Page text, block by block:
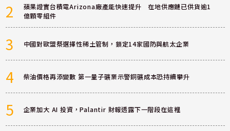
2
蘋果證實台積電Arizona廠產能快速提升 在地供應鏈已供貨逾1
億顆零組件
3 中國對歐盟祭選擇性稀土管制，鎖定14家國防與航太企業
4 柴油價格再添變數 第一量子礦業示警銅礦成本恐持續攀升
5 企業加大 AI 投資，Palantir 財報透露下一階段在這裡